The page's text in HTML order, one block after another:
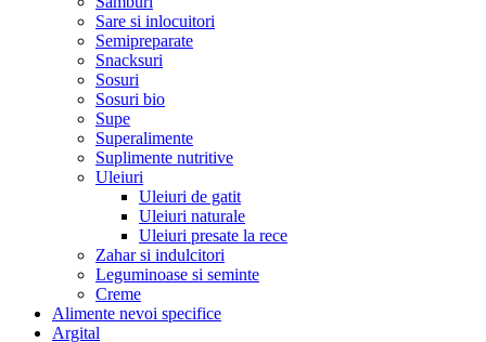
Sare si inlocuitori
Semipreparate
Snacksuri
Sosuri
Sosuri bio
Supe
Superalimente
Suplimente nutritive
Uleiuri
Uleiuri de gatit
Uleiuri naturale
Uleiuri presate la rece
Zahar si indulcitori
Leguminoase si seminte
Creme
Alimente nevoi specifice
Argital